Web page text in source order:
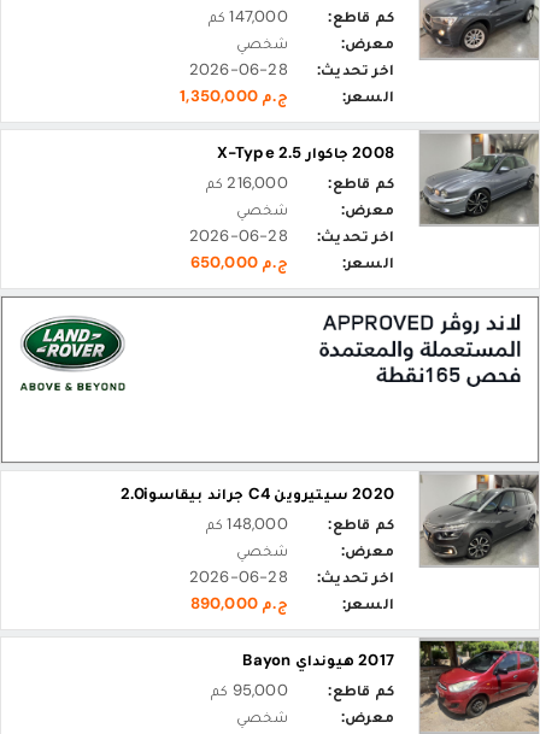
كم قاطع:
147,000 كم
معرض:
شخصي
اخر تحديث:
2026-06-28
السعر:
ج.م 1,350,000
2008 جاكوار X-Type 2.5
كم قاطع:
216,000 كم
معرض:
شخصي
اخر تحديث:
2026-06-28
السعر:
ج.م 650,000
2020 سيتيروين C4 جراند بيقاسو2.0i
كم قاطع:
148,000 كم
معرض:
شخصي
اخر تحديث:
2026-06-28
السعر:
ج.م 890,000
2017 هيونداي Bayon
كم قاطع:
95,000 كم
معرض:
شخصي